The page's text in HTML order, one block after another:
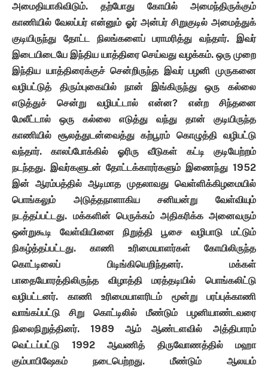
அமைதியாகிவிடும். தற்போது கோயில் அமைந்திருக்கும்
காணியில் வேலப்பர் என்னும் ஓர் அன்பர் சிறுகுடில் அமைத்துக்
குடியிருந்து தோட்ட நிலங்களைப் பராமரித்து வந்தார். இவர்
இடையிடையே இந்திய யாத்திரை செய்வது வழக்கம். ஒரு முறை
இந்திய யாத்திரைக்குச் சென்றிருந்த இவர் பழனி முருகனை
வழிபட்டுத் திரும்புகையில் நான் இங்கிருந்து ஒரு கல்லை
எடுத்துச் சென்று வழிபட்டால் என்ன? என்ற சிந்தனை
மேலீட்டால் ஒரு கல்லை எடுத்து வந்து தான் குடியிருந்த
காணியில் சூலத்துடன்வைத்து கற்பூரம் கொழுத்தி வழிபட்டு
வந்தார். காலப்போக்கில் ஓரிரு வீடுகள் கட்டி குடியேற்றம்
நடந்தது. இவர்களுடன் தோட்டக்காரர்களும் இணைந்து 1952
இன் ஆரம்பத்தில் ஆடிமாத முதலாவது வெள்ளிக்கிழமையில்
பொங்கலும் அடுத்தநாளாகிய சனியன்று வேள்வியும்
நடத்தப்பட்டது. மக்களின் பெருக்கம் அதிகரிக்க அனைவரும்
ஒன்றுகூடி வேள்வியினை நிறுத்தி பூசை வழிபாடு மட்டும்
நிகழ்த்தப்பட்டது. காணி உரிமையாளர்கள் கோயிலிருந்த
கொட்டிலைப் பிடிங்கியெறிந்தனர். மக்கள்
பாதையோரத்திலிருந்த விழாத்தி மரத்தடியில் பொங்கலிட்டு
வழிபட்டனர். காணி உரிமையாளரிடம் மூன்று பரப்புக்காணி
வாங்கப்பட்டு சிறு கொட்டிலில் மீண்டும் பழனியாண்டவரை
நிலைநிறுத்தினர். 1989 ஆம் ஆண்டளவில் அத்திபாரம்
வெட்டப்பட்டு 1992 ஆவணித் திருவோணத்தில் மஹா
கும்பாபிஷேகம் நடைபெற்றது. மீண்டும் ஆலயம்